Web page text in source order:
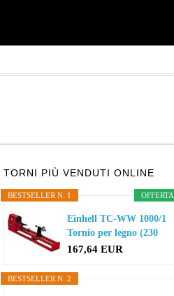
Primary
Sidebar
TORNI PIÙ VENDUTI ONLINE
OFFERTA
BESTSELLER N. 1
Einhell TC-WW 1000/1
Tornio per legno (230
V...
167,64 EUR
BESTSELLER N. 2